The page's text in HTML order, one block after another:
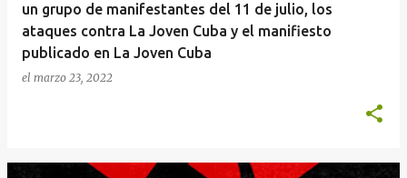
un grupo de manifestantes del 11 de julio, los
ataques contra La Joven Cuba y el manifiesto
publicado en La Joven Cuba
el marzo 23, 2022